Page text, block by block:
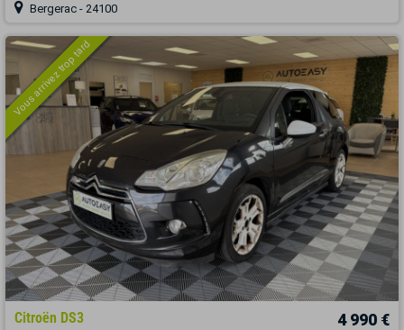
Bergerac - 24100
Vous arrivez trop tard
Citroën DS3 4 990 €